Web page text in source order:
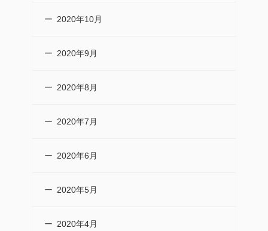
2020年10月
2020年9月
2020年8月
2020年7月
2020年6月
2020年5月
2020年4月